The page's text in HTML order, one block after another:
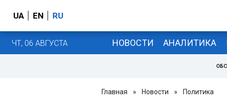
UA EN RU
ЧТ, 06 АВГУСТА НОВОСТИ АНАЛИТИКА
Главная » Новости » Политика